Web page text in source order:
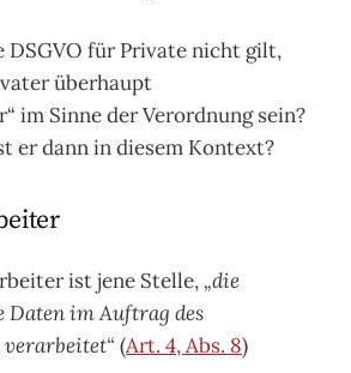
DSGVO für Private nicht gilt,
überhaupt
im Sinne der Verordnung sein?
er dann in diesem Kontext?
ist jene Stelle,„die
Daten im Auftrag des
(Art. 4, Abs. 8)